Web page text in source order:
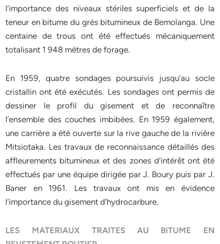
l’importance des niveaux stériles superficiels et de la
teneur en bitume du grès bitumineux de Bemolanga. Une
centaine de trous ont été effectués mécaniquement
totalisant 1 948 mètres de forage.
En 1959, quatre sondages poursuivis jusqu’au socle
cristallin ont été exécutés. Les sondages ont permis de
dessiner le profil du gisement et de reconnaître
l’ensemble des couches imbibées. En 1959 également,
une carrière a été ouverte sur la rive gauche de la rivière
Mitsiotaka. Les travaux de reconnaissance détaillés des
affleurements bitumineux et des zones d’intérêt ont été
effectués par une équipe dirigée par J. Boury puis par J.
Baner en 1961. Les travaux ont mis en évidence
l’importance du gisement d’hydrocarbure.
LES MATERIAUX TRAITES AU BITUME EN